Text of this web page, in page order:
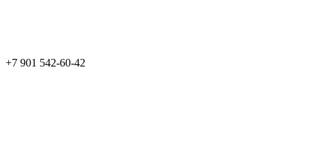
+7 901 542-60-42